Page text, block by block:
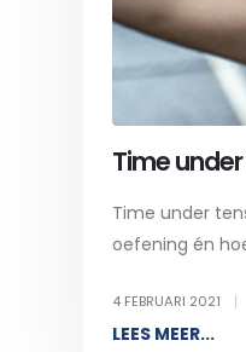
Time
Time under
oefening én
4 FEBRUARI 2021
LEES MEER...